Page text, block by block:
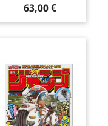
Prix
63,00 €